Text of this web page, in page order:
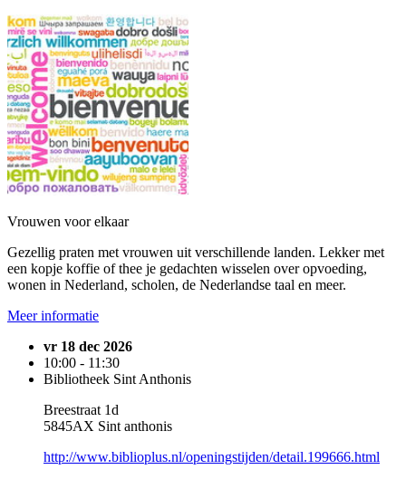
Vrouwen voor elkaar
Gezellig praten met vrouwen uit verschillende landen. Lekker met
een kopje koffie of thee je gedachten wisselen over opvoeding,
wonen in Nederland, scholen, de Nederlandse taal en meer.
Meer informatie
vr 18 dec 2026
10:00 - 11:30
Bibliotheek Sint Anthonis
Breestraat 1d
5845AX Sint anthonis
http://www.biblioplus.nl/openingstijden/detail.199666.html